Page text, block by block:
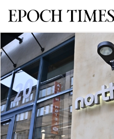
Svenska Epoch Times